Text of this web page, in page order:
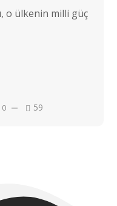
o ülkenin milli güç
0 59